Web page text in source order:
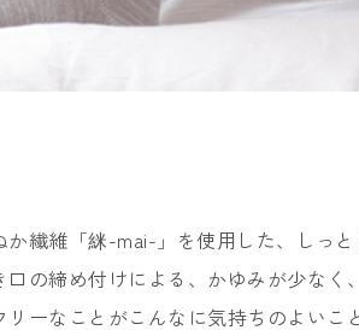
繊維「䋛-mai-」を使用した、しっ
の締め付けによる、かゆみが少なく
ーなことがこんなに気持ちのよいこ